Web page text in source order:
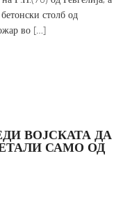
столб од
во […]
ВОЈСКАТА ДА
САМО ОД